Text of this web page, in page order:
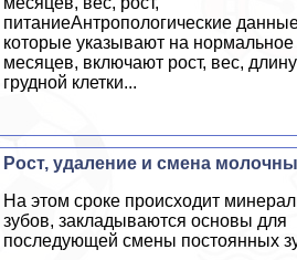
питаниеАнтропологические
которые указывают на
месяцев, включают рост, вес,
грудной клетки...
Рост, удаление и смена
На этом сроке происходит
зубов, закладываются основы для
последующей смены постоянных